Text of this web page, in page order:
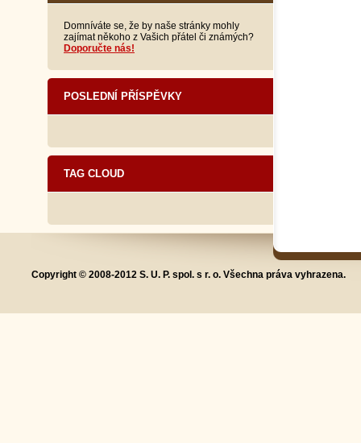
Domníváte se, že by naše stránky mohly
zajímat někoho z Vašich přátel či známých?
Doporučte nás!
POSLEDNÍ PŘÍSPĚVKY
TAG CLOUD
Copyright © 2008-2012 S. U. P. spol. s r. o. Všechna práva vyhrazena.